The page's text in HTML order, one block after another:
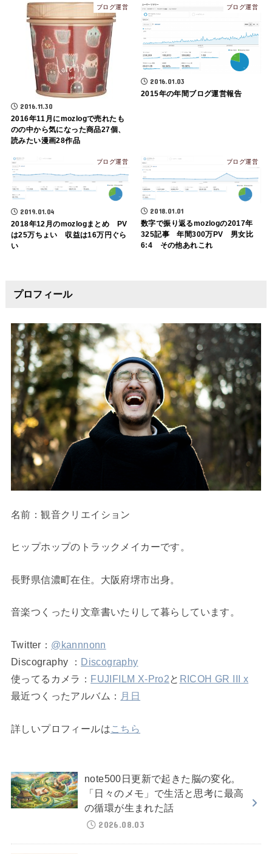
ブログ運営
2016.11.30
2016年11月にmozlogで売れたも
のの中から気になった商品27個、
読みたい漫画28作品
ブログ運営
2016.01.03
2015年の年間ブログ運営報告
ブログ運営
2019.01.04
2018年12月のmozlogまとめ PV
は25万ちょい 収益は16万円ぐら
い
ブログ運営
2018.01.01
数字で振り返るmozlogの2017年
325記事 年間300万PV 男女比
6:4 その他あれこれ
プロフィール
名前：観音クリエイション
ヒップホップのトラックメイカーです。
長野県信濃町在住。大阪府堺市出身。
音楽つくったり文章書いたりして暮らしています。
Twitter： @kannnonn
Discography ： Discography
使ってるカメラ： FUJIFILM X-Pro2と RICOH GR III x
最近つくったアルバム： 月日
詳しいプロフィールはこちら
note500日更新で起きた脳の変化。
「日々のメモ」で生活と思考に最高
の循環が生まれた話
2026.08.03